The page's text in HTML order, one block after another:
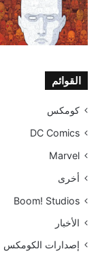
القوائم
كومكس
DC Comics
Marvel
أخرى
Boom! Studios
الأخبار
إصدارات الكومكس